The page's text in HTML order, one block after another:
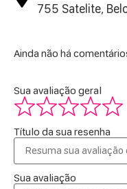
755 Satelite,
Ainda não há
Sua avaliação geral
Título da sua resenha
Sua avaliação